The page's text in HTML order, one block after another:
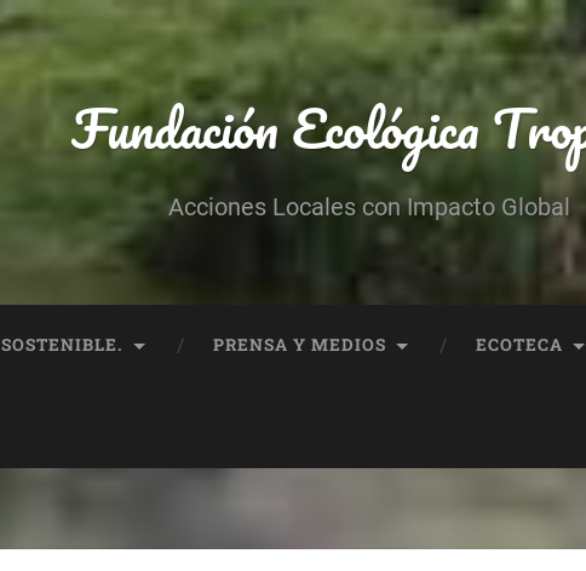
Fundación Ecológica
Acciones Locales con Impacto Global
SOSTENIBLE. PRENSA Y MEDIOS ECOTECA